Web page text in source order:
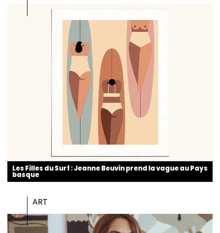
Les Filles du Surf : Jeanne Beuvin prend la vague au Pays
basque
ART